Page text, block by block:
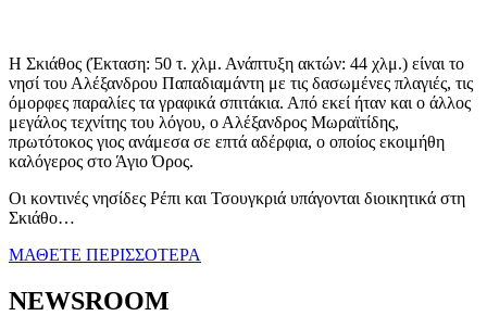
Η Σκιάθος (Έκταση: 50 τ. χλμ. Ανάπτυξη ακτών: 44 χλμ.) είναι το
νησί του Αλέξανδρου Παπαδιαμάντη με τις δασωμένες πλαγιές, τις
όμορφες παραλίες τα γραφικά σπιτάκια. Από εκεί ήταν και ο άλλος
μεγάλος τεχνίτης του λόγου, ο Αλέξανδρος Μωραϊτίδης,
πρωτότοκος γιος ανάμεσα σε επτά αδέρφια, ο οποίος εκοιμήθη
καλόγερος στο Άγιο Όρος.
Οι κοντινές νησίδες Ρέπι και Τσουγκριά υπάγονται διοικητικά στη
Σκιάθο…
ΜΑΘΕΤΕ ΠΕΡΙΣΣΟΤΕΡΑ
NEWSROOM